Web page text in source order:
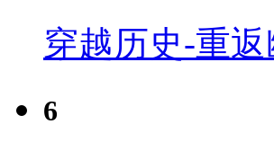
穿越历史-重
6